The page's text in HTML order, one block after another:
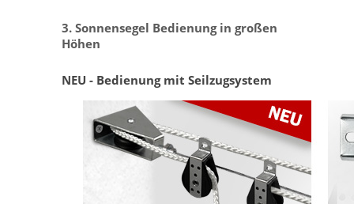
3. Sonnensegel Bedienung in großen
Höhen
NEU - Bedienung mit Seilzugsystem